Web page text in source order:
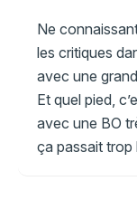
Ne
les critiques
avec une
Et quel pied,
avec une BO
ça passait trop